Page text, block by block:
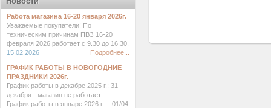
Работа магазина 16-20 января 2026г.
Уважаемые покупатели! По
техническим причинам ПВЗ 16-20
февраля 2026 работает с 9.30 до 16.30.
15.02.2026
Подробнее...
ГРАФИК РАБОТЫ В НОВОГОДНИЕ
ПРАЗДНИКИ 2026г.
График работы в декабре 2025 г.: 31
декабря - магазин не работает.
График работы в январе 2026 г.: - 01/04